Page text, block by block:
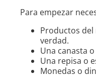
Para empezar
Productos del
verdad.
Una canasta
Una repisa o
Monedas o